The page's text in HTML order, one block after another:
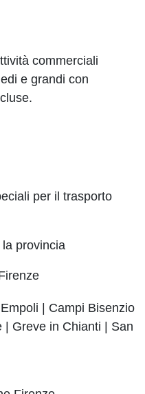
commerciali
e grandi con
per il trasporto
provincia
| Campi Bisenzio
| Greve in Chianti | San